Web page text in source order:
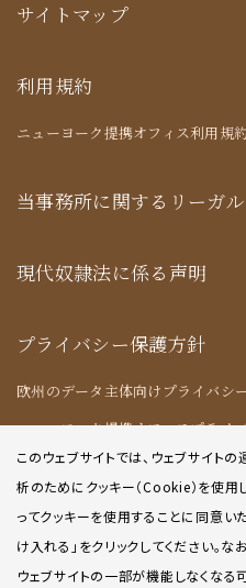
サイトマップ
利用規約
ニューヨーク提携オフィス利用規
当事務所に関するリーガ
現代奴隷法に係る声明
プライバシー保護方針
欧州のデータ主体向けプライバシ
ニューヨーク提携オフィスプライ
クッキーポリシー
AIポリシー
このウェブサイトでは、ウェブサイト
析のためにクッキー（Cookie）を使用
ってクッキーを使用することに同意い
け入れる」をクリックしてください。
ウェブサイトの一部が機能しなくなる